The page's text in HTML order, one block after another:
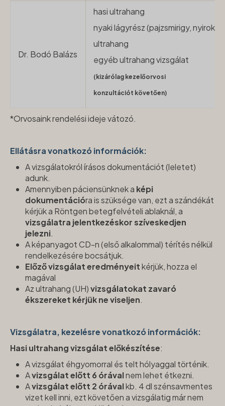
Dr. Bodó Balázs
hasi ultrahang
nyaki lágyrész (pajzsmirigy,
ultrahang
egyéb ultrahang vizsgálat
(kizárólag kezelőorvosi
konzultációt követően)
*Orvosainkrendelési ideje vátozó.
Ellátásra vonatkozó információk:
A vizsgálatokról írásos dokumentációt (leletet)
adunk.
Amennyiben páciensünknek a képi
dokumentációra is szüksége van, ezt a szándékát
kérjük a Röntgen betegfelvételi ablaknál, a
vizsgálatra jelentkezéskor szíveskedjen
jelezni.
A képanyagot CD-n (első alkalommal) térítés nélkül
rendelkezésére bocsátjuk.
Előző vizsgálat eredményeitkérjük, hozza el
magával
Az ultrahang (UH)vizsgálatokat zavaró
ékszereket kérjük ne viseljen.
Vizsgálatra, kezelésre vonatkozó információk:
Hasi ultrahang vizsgálat előkészítése:
A vizsgálat éhgyomorral és telt hólyaggal történik.
Avizsgálat előtt 6 órávalnem lehet étkezni.
Avizsgálat előtt 2 órávalkb. 4 dl szénsavmentes
vizet kell inni, ezt követően a vizsgálatig már nem